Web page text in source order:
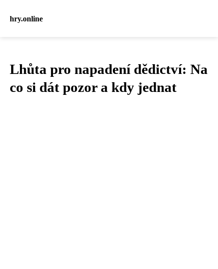
hry.online
Lhůta pro napadení dědictví: Na
co si dát pozor a kdy jednat